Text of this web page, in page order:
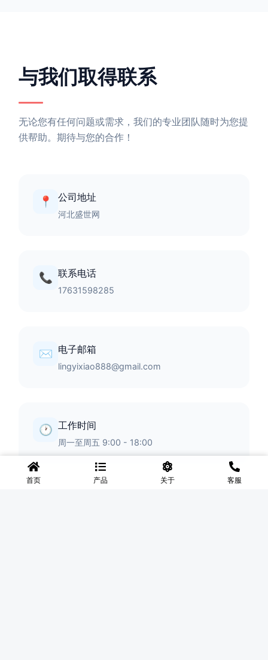
与我们取得联系
无论您有任何问题或需求，我们的专业团队随时为您提
供帮助。期待与您的合作！
📍 公司地址
河北盛世网
📞 联系电话
17631598285
✉️ 电子邮箱
lingyixiao888@gmail.com
🕐 工作时间
周一至周五 9:00 - 18:00
首页 产品 关于 客服